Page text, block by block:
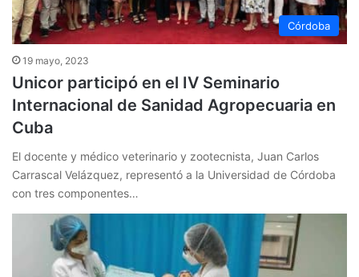
Córdoba
19 mayo, 2023
Unicor participó en el IV Seminario
Internacional de Sanidad Agropecuaria en
Cuba
El docente y médico veterinario y zootecnista, Juan Carlos
Carrascal Velázquez, representó a la Universidad de Córdoba
con tres componentes…